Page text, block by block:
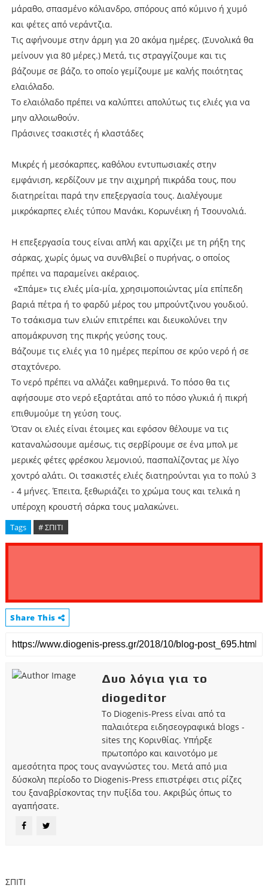
μάραθο, σπασμένο κόλιανδρο, σπόρους από κύμινο ή χυμό
και φέτες από νεράντζια.
Τις αφήνουμε στην άρμη για 20 ακόμα ημέρες. (Συνολικά θα
μείνουν για 80 μέρες.) Μετά, τις στραγγίζουμε και τις
βάζουμε σε βάζο, το οποίο γεμίζουμε με καλής ποιότητας
ελαιόλαδο.
Το ελαιόλαδο πρέπει να καλύπτει απολύτως τις ελιές για να
μην αλλοιωθούν.
Πράσινες τσακιστές ή κλαστάδες
Μικρές ή μεσόκαρπες, καθόλου εντυπωσιακές στην
εμφάνιση, κερδίζουν με την αιχμηρή πικράδα τους, που
διατηρείται παρά την επεξεργασία τους. Διαλέγουμε
μικρόκαρπες ελιές τύπου Μανάκι, Κορωνέικη ή Τσουνολιά.
Η επεξεργασία τους είναι απλή και αρχίζει με τη ρήξη της
σάρκας, χωρίς όμως να συνθλιβεί ο πυρήνας, ο οποίος
πρέπει να παραμείνει ακέραιος.
«Σπάμε» τις ελιές μία-μία, χρησιμοποιώντας μία επίπεδη
βαριά πέτρα ή το φαρδύ μέρος του μπρούντζινου γουδιού.
Το τσάκισμα των ελιών επιτρέπει και διευκολύνει την
απομάκρυνση της πικρής γεύσης τους.
Βάζουμε τις ελιές για 10 ημέρες περίπου σε κρύο νερό ή σε
σταχτόνερο.
Το νερό πρέπει να αλλάζει καθημερινά. Το πόσο θα τις
αφήσουμε στο νερό εξαρτάται από το πόσο γλυκιά ή πικρή
επιθυμούμε τη γεύση τους.
Όταν οι ελιές είναι έτοιμες και εφόσον θέλουμε να τις
καταναλώσουμε αμέσως, τις σερβίρουμε σε ένα μπολ με
μερικές φέτες φρέσκου λεμονιού, πασπαλίζοντας με λίγο
χοντρό αλάτι. Οι τσακιστές ελιές διατηρούνται για το πολύ 3
- 4 μήνες. Έπειτα, ξεθωριάζει το χρώμα τους και τελικά η
υπέροχη κρουστή σάρκα τους μαλακώνει.
Tags # ΣΠΙΤΙ
Share This
Δυο λόγια για το
diogeditor
Το Diogenis-Press είναι από τα
παλαιότερα ειδησεογραφικά blogs -
sites της Κορινθίας. Υπήρξε
πρωτοπόρο και καινοτόμο με
αμεσότητα προς τους αναγνώστες του. Μετά από μια
δύσκολη περίοδο το Diogenis-Press επιστρέφει στις ρίζες
του ξαναβρίσκοντας την πυξίδα του. Ακριβώς όπως το
αγαπήσατε.
ΣΠΙΤΙ